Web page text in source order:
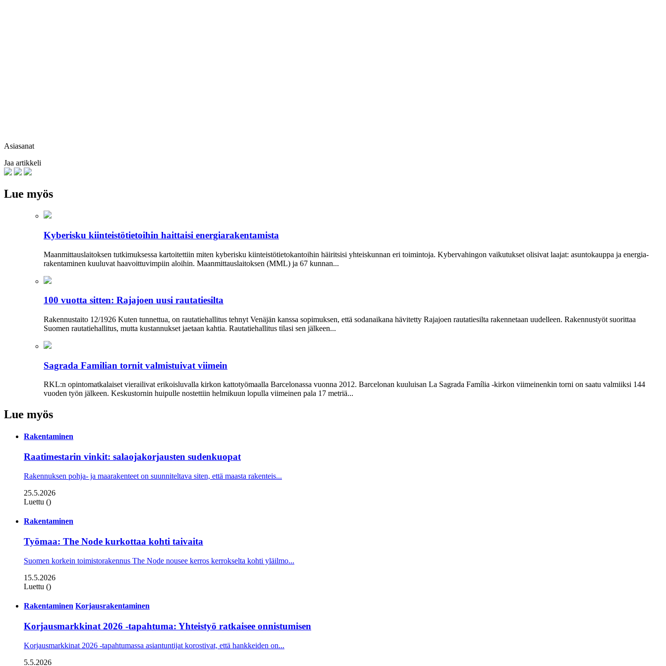
Asiasanat
Jaa artikkeli
Lue myös
Kyberisku kiinteistötietoihin haittaisi energiarakentamista
Maanmittauslaitoksen tutkimuksessa kartoitettiin miten kyberisku kiinteistö­tietokantoihin häiritsisi yhteiskunnan eri toimintoja. Kyber­vahingon vaikutukset olisivat laajat: asuntokauppa ja energia­
rakentaminen kuuluvat haavoittuvimpiin aloihin. Maanmittauslaitoksen (MML) ja 67 kunnan...
100 vuotta sitten: Rajajoen uusi rautatiesilta
Rakennustaito 12/1926 Kuten tunnettua, on rautatiehallitus tehnyt Venäjän kanssa sopimuksen, että sodanaikana hävitetty Rajajoen rautatiesilta rakennetaan uudelleen. Rakennustyöt suorittaa
Suomen rautatiehallitus, mutta kustannukset jaetaan kahtia. Rautatiehallitus tilasi sen jälkeen...
Sagrada Familian tornit valmistuivat viimein
RKL:n opintomatkalaiset vierailivat erikoisluvalla kirkon kattotyömaalla Barcelonassa vuonna 2012. Barcelonan kuuluisan La Sagrada Família -kirkon viimeinenkin torni on saatu valmiiksi­ 144
vuoden työn jälkeen. Keskustornin huipulle nostettiin helmikuun lopulla viimeinen pala 17 metriä...
Lue myös
Rakentaminen
Raatimestarin vinkit: salaojakorjausten sudenkuopat
Rakennuksen pohja- ja maarakenteet on suunniteltava siten, että maasta rakenteis...
25.5.2026
Luettu ()
Rakentaminen
Työmaa: The Node kurkottaa kohti taivaita
Suomen korkein toimistorakennus The Node nousee kerros kerrokselta kohti yläilmo...
15.5.2026
Luettu ()
Rakentaminen Korjausrakentaminen
Korjausmarkkinat 2026 -tapahtuma: Yhteistyö ratkaisee onnistumisen
Korjausmarkkinat 2026 -tapahtumassa asiantuntijat korostivat, että hankkeiden on...
5.5.2026